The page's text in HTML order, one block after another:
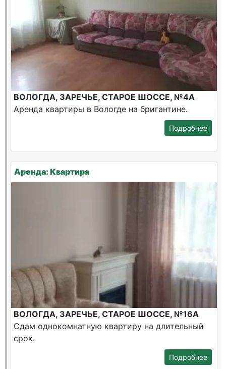
ВОЛОГДА, ЗАРЕЧЬЕ, СТАРОЕ ШОССЕ, №4А
Аренда квартиры в Вологде на бригантине.
Подробнее
Аренда: Квартира
ВОЛОГДА, ЗАРЕЧЬЕ, СТАРОЕ ШОССЕ, №16А
Сдам однокомнатную квартиру на длительный
срок.
Подробнее